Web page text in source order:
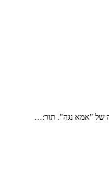
של "אמא נגה". תור:…